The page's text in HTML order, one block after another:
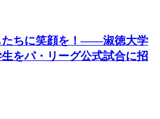
たちに笑顔を！――淑徳大学
をパ・リーグ公式試合に招